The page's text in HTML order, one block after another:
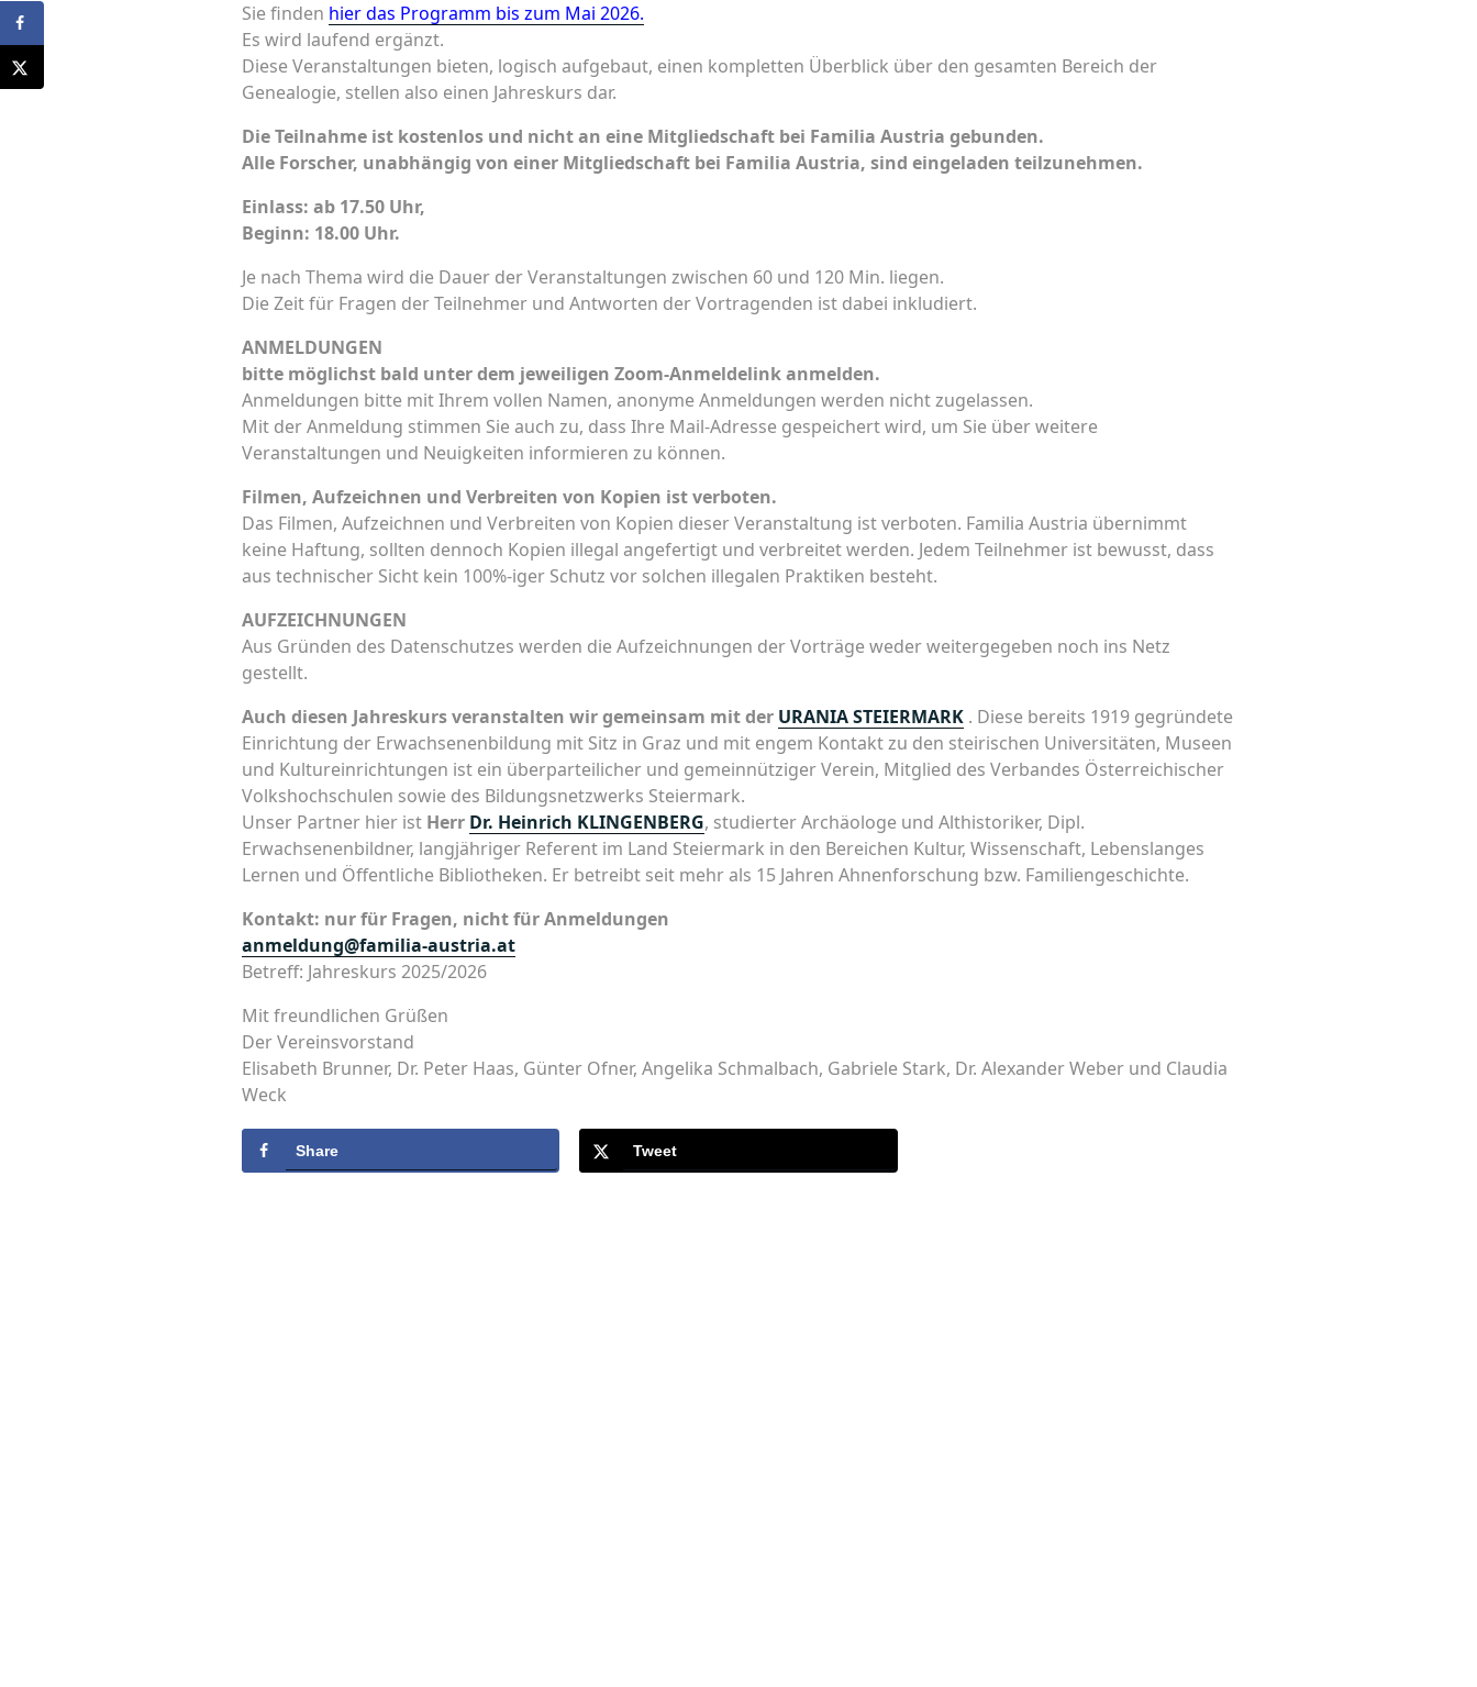
Sie finden hier das Programm bis zum Mai 2026.
Es wird laufend ergänzt.
Diese Veranstaltungen bieten, logisch aufgebaut, einen kompletten Überblick über den gesamten Bereich der
Genealogie, stellen also einen Jahreskurs dar.
Die Teilnahme ist kostenlos und nicht an eine Mitgliedschaft bei Familia Austria gebunden.
Alle Forscher, unabhängig von einer Mitgliedschaft bei Familia Austria, sind eingeladen teilzunehmen.
Einlass: ab 17.50 Uhr,
Beginn: 18.00 Uhr.
Je nach Thema wird die Dauer der Veranstaltungen zwischen 60 und 120 Min. liegen.
Die Zeit für Fragen der Teilnehmer und Antworten der Vortragenden ist dabei inkludiert.
ANMELDUNGEN
bitte möglichst bald unter dem jeweiligen Zoom-Anmeldelink anmelden.
Anmeldungen bitte mit Ihrem vollen Namen, anonyme Anmeldungen werden nicht zugelassen.
Mit der Anmeldung stimmen Sie auch zu, dass Ihre Mail-Adresse gespeichert wird, um Sie über weitere
Veranstaltungen und Neuigkeiten informieren zu können.
Filmen, Aufzeichnen und Verbreiten von Kopien ist verboten.
Das Filmen, Aufzeichnen und Verbreiten von Kopien dieser Veranstaltung ist verboten. Familia Austria übernimmt
keine Haftung, sollten dennoch Kopien illegal angefertigt und verbreitet werden. Jedem Teilnehmer ist bewusst, dass
aus technischer Sicht kein 100%-iger Schutz vor solchen illegalen Praktiken besteht.
AUFZEICHNUNGEN
Aus Gründen des Datenschutzes werden die Aufzeichnungen der Vorträge weder weitergegeben noch ins Netz
gestellt.
Auch diesen Jahreskurs veranstalten wir gemeinsam mit der URANIA STEIERMARK . Diese bereits 1919 gegründete
Einrichtung der Erwachsenenbildung mit Sitz in Graz und mit engem Kontakt zu den steirischen Universitäten, Museen
und Kultureinrichtungen ist ein überparteilicher und gemeinnütziger Verein, Mitglied des Verbandes Österreichischer
Volkshochschulen sowie des Bildungsnetzwerks Steiermark.
Unser Partner hier ist Herr Dr. Heinrich KLINGENBERG, studierter Archäologe und Althistoriker, Dipl.
Erwachsenenbildner, langjähriger Referent im Land Steiermark in den Bereichen Kultur, Wissenschaft, Lebenslanges
Lernen und Öffentliche Bibliotheken. Er betreibt seit mehr als 15 Jahren Ahnenforschung bzw. Familiengeschichte.
Kontakt: nur für Fragen, nicht für Anmeldungen
anmeldung@familia-austria.at
Betreff: Jahreskurs 2025/2026
Mit freundlichen Grüßen
Der Vereinsvorstand
Elisabeth Brunner, Dr. Peter Haas, Günter Ofner, Angelika Schmalbach, Gabriele Stark, Dr. Alexander Weber und Claudia
Weck
Share Tweet